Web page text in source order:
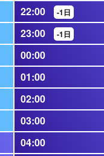
22:00 -1日
23:00 -1日
00:00
01:00
02:00
03:00
04:00